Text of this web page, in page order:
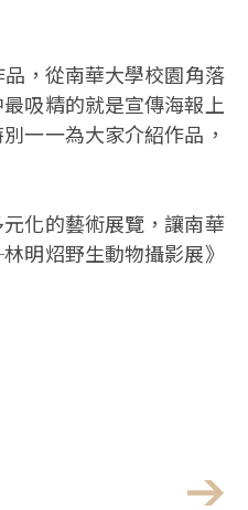
，從南華大學校園角落
吸精的就是宣傳海報上
一一為大家介紹作品，
化的藝術展覽，讓南華
明炤野生動物攝影展》